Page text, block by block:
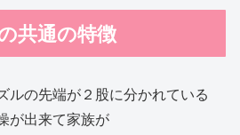
共通の特徴
ルの先端が２股に分かれている
燥が出来て家族が